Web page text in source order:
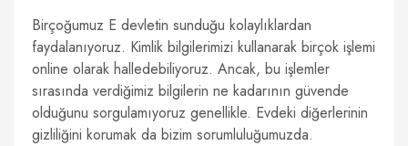
Birçoğumuz E devletin sunduğu kolaylıklardan
faydalanıyoruz. Kimlik bilgilerimizi kullanarak birçok işlemi
online olarak halledebiliyoruz. Ancak, bu işlemler
sırasında verdiğimiz bilgilerin ne kadarının güvende
olduğunu sorgulamıyoruz genellikle. Evdeki diğerlerinin
gizliliğini korumak da bizim sorumluluğumuzda.